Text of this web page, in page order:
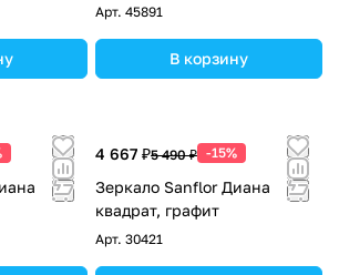
Арт. 45891
В корзину
4 667 ₽5 490 ₽ -15%
Зеркало Sanflor Диана
квадрат, графит
Арт. 30421